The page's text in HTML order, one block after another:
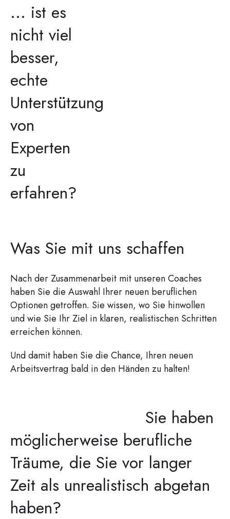
... ist es
nicht viel
besser,
echte
Unterstützung
von
Experten
zu
erfahren?
Was Sie mit uns schaffen
Nach der Zusammenarbeit mit unseren Coaches
haben Sie die Auswahl Ihrer neuen beruflichen
Optionen getroffen. Sie wissen, wo Sie hinwollen
und wie Sie Ihr Ziel in klaren, realistischen Schritten
erreichen können.
Und damit haben Sie die Chance, Ihren neuen
Arbeitsvertrag bald in den Händen zu halten!
Sie haben
möglicherweise berufliche
Träume, die Sie vor langer
Zeit als unrealistisch abgetan
haben?